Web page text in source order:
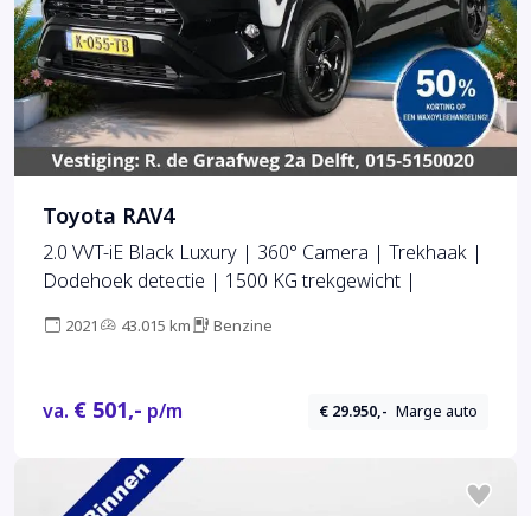
Toyota RAV4
2.0 VVT-iE Black Luxury | 360° Camera | Trekhaak |
Dodehoek detectie | 1500 KG trekgewicht |
2021 43.015 km Benzine
va. € 501,- p/m € 29.950,- Marge auto